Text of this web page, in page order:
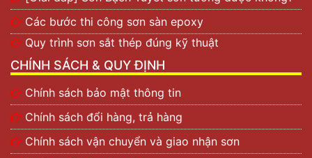
Các bước thi công sơn sàn epoxy
Quy trình sơn sắt thép đúng kỹ thuật
CHÍNH SÁCH & QUY ĐỊNH
Chính sách bảo mật thông tin
Chính sách đổi hàng, trả hàng
Chính sách vận chuyển và giao nhận sơn